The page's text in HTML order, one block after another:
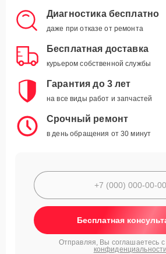
Диагностика бесплатно
даже при отказе от ремонта
Бесплатная доставка
курьером собственной службы
Гарантия до 3 лет
на все виды работ и запчастей
Срочный ремонт
в день обращения от 30 минут
Бесплатная
Отправляя, Вы соглашаетесь с
конфиденциальности